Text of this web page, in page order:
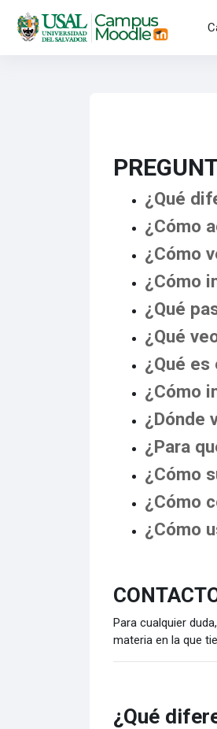
¿Qué
¿Cómo
¿Cómo
¿Cómo
¿Qué
¿Qué
¿Qué
¿Cómo
¿Dónde
¿Para
¿Cómo
¿Cómo
¿Cómo
Para cualquier
materia en la que
¿Qué